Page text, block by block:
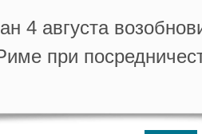
4 августа
при